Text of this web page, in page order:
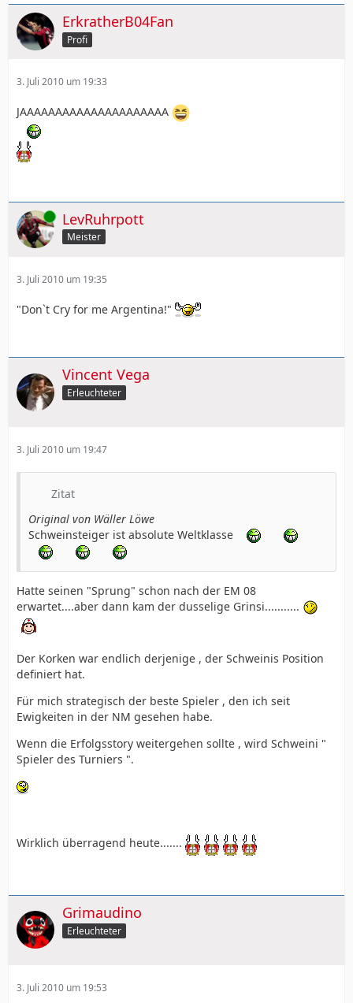
ErkratherB04Fan
Profi
3. Juli 2010 um 19:33
JAAAAAAAAAAAAAAAAAAAAA
Online LevRuhrpott
Meister
3. Juli 2010 um 19:35
"Don`t Cry for me Argentina!"
Vincent Vega
Erleuchteter
3. Juli 2010 um 19:47
Zitat
Original von Wäller Löwe
Schweinsteiger ist absolute Weltklasse
Hatte seinen "Sprung" schon nach der EM 08
erwartet....aber dann kam der dusselige Grinsi...........
Der Korken war endlich derjenige , der Schweinis Position
definiert hat.
Für mich strategisch der beste Spieler , den ich seit
Ewigkeiten in der NM gesehen habe.
Wenn die Erfolgsstory weitergehen sollte , wird Schweini "
Spieler des Turniers ".
Wirklich überragend heute.......
Grimaudino
Erleuchteter
3. Juli 2010 um 19:53